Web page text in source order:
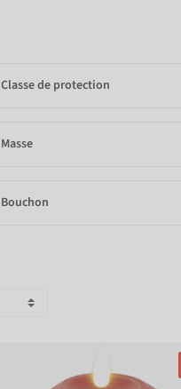
Classe de protection
Masse
Bouchon